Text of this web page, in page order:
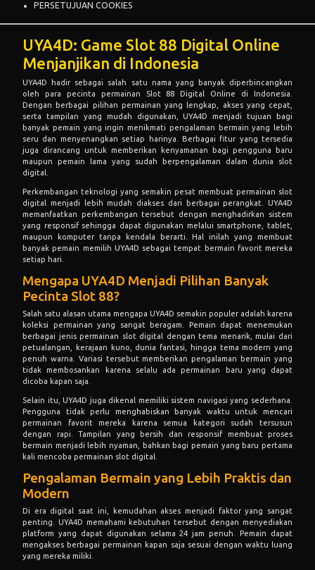
PERSETUJUAN COOKIES
UYA4D: Game Slot 88 Digital Online
Menjanjikan di Indonesia
UYA4D hadir sebagai salah satu nama yang banyak diperbincangkan
oleh para pecinta permainan Slot 88 Digital Online di Indonesia.
Dengan berbagai pilihan permainan yang lengkap, akses yang cepat,
serta tampilan yang mudah digunakan, UYA4D menjadi tujuan bagi
banyak pemain yang ingin menikmati pengalaman bermain yang lebih
seru dan menyenangkan setiap harinya. Berbagai fitur yang tersedia
juga dirancang untuk memberikan kenyamanan bagi pengguna baru
maupun pemain lama yang sudah berpengalaman dalam dunia slot
digital.
Perkembangan teknologi yang semakin pesat membuat permainan slot
digital menjadi lebih mudah diakses dari berbagai perangkat. UYA4D
memanfaatkan perkembangan tersebut dengan menghadirkan sistem
yang responsif sehingga dapat digunakan melalui smartphone, tablet,
maupun komputer tanpa kendala berarti. Hal inilah yang membuat
banyak pemain memilih UYA4D sebagai tempat bermain favorit mereka
setiap hari.
Mengapa UYA4D Menjadi Pilihan Banyak
Pecinta Slot 88?
Salah satu alasan utama mengapa UYA4D semakin populer adalah karena
koleksi permainan yang sangat beragam. Pemain dapat menemukan
berbagai jenis permainan slot digital dengan tema menarik, mulai dari
petualangan, kerajaan kuno, dunia fantasi, hingga tema modern yang
penuh warna. Variasi tersebut memberikan pengalaman bermain yang
tidak membosankan karena selalu ada permainan baru yang dapat
dicoba kapan saja.
Selain itu, UYA4D juga dikenal memiliki sistem navigasi yang sederhana.
Pengguna tidak perlu menghabiskan banyak waktu untuk mencari
permainan favorit mereka karena semua kategori sudah tersusun
dengan rapi. Tampilan yang bersih dan responsif membuat proses
bermain menjadi lebih nyaman, bahkan bagi pemain yang baru pertama
kali mencoba permainan slot digital.
Pengalaman Bermain yang Lebih Praktis dan
Modern
Di era digital saat ini, kemudahan akses menjadi faktor yang sangat
penting. UYA4D memahami kebutuhan tersebut dengan menyediakan
platform yang dapat digunakan selama 24 jam penuh. Pemain dapat
mengakses berbagai permainan kapan saja sesuai dengan waktu luang
yang mereka miliki.